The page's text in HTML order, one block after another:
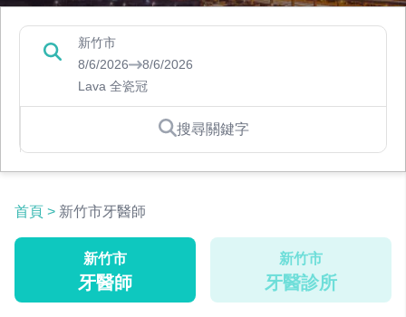
新竹市
8/6/2026
8/6/2026
Lava 全瓷冠
搜尋關鍵字
首頁 > 新竹市牙醫師
新竹市
牙醫師
新竹市
牙醫診所